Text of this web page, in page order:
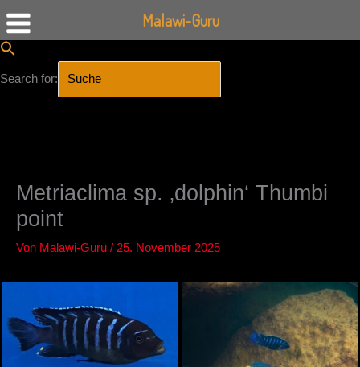
Search for:
Metriaclima sp. ‚dolphin‘ Thumbi
point
Von Malawi-Guru / 25. November 2025
Malawi-Guru